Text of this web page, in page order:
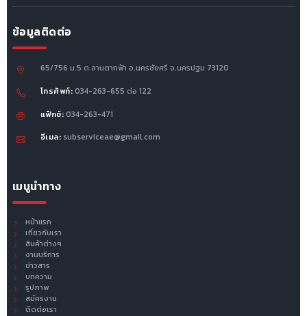
ข้อมูลติดต่อ
65/756 ม.5 ต.ลานตากฟ้า อ.นครชัยศรี จ.นครปฐม 73120
โทรศัพท์: 034-263-655 ต่อ 122
แฟ็กซ์: 034-263-471
อีเมล: subserviceae@gmail.com
เมนูนำทาง
หน้าแรก
เกี่ยวกับเรา
สินค้าต่างๆ
งานบริการ
ข่าวสาร
บทความ
รูปภาพ
สมัครงาน
ติดต่อเรา